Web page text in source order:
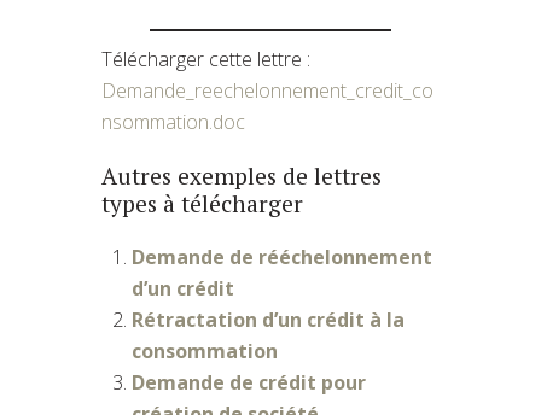
Télécharger cette lettre :
Demande_reechelonnement_credit_co
nsommation.doc
Autres exemples de lettres
types à télécharger
Demande de rééchelonnement
d’un crédit
Rétractation d’un crédit à la
consommation
Demande de crédit pour